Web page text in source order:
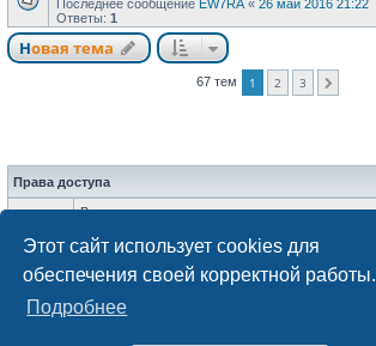
Этот сайт использует cookies для
обеспечения своей корректной работы.
Подробнее
Последнее сообщение EW7RA « 26 май 2016 21:22
Ответы: 1
Новая тема
67 тем 1 2 3
Права доступа
Выне можетеначинать темы
Выне можетередактировать свои сообщения
Выне можетедобавлять вложения